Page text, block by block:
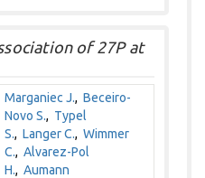
of 27P at
Marganiec J.,Beceiro-
Novo S., Typel
S.,Langer C.,Wimmer
C.,Alvarez-Pol
H.,Aumann